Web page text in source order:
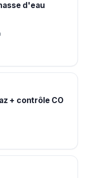
d'eau
+ contrôle CO